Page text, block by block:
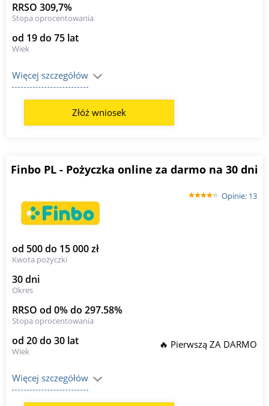
RRSO 309,7%
Stopa oprocentowania
od 19 do 75 lat
Wiek
Więcej szczegółów
Złóż wniosek
Finbo PL - Pożyczka online za darmo na 30 dni
Opinie: 13
od 500 do 15 000 zł
Kwota pożyczki
30 dni
Okres
RRSO od 0% do 297.58%
Stopa oprocentowania
od 20 do 30 lat
Wiek
🔥 Pierwszą ZA DARMO
Więcej szczegółów